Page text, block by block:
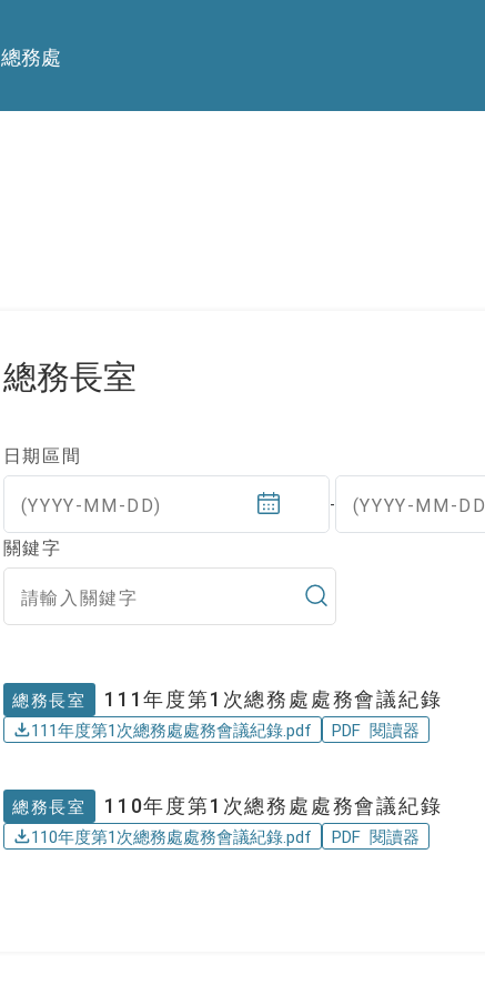
總務處
總務長室
日期區間
(YYYY-MM-DD) - (YYYY-MM-
關鍵字
總務長室 111年度第1次總務處處務會議紀錄
111年度第1次總務處處務會議紀錄.pdf PDF 閱讀器
總務長室 110年度第1次總務處處務會議紀錄
110年度第1次總務處處務會議紀錄.pdf PDF 閱讀器